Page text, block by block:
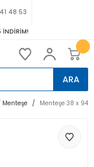
48 53
ARA
Menteşe Menteşe 38 x 94